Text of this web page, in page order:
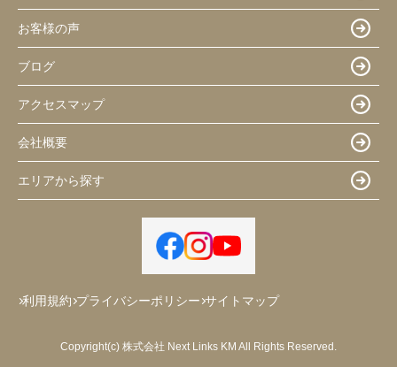
お客様の声
ブログ
アクセスマップ
会社概要
エリアから探す
利用規約 プライバシーポリシー サイトマップ
Copyright(c) 株式会社 Next Links KM All Rights Reserved.